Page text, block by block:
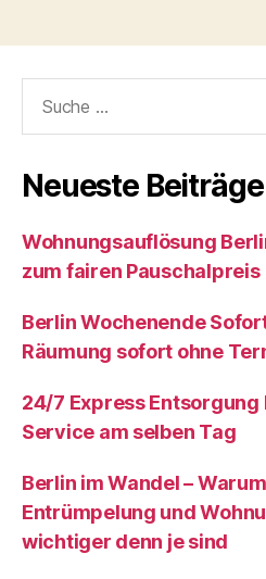
nach:
Neueste Beiträge
Wohnungsauflösung
zum fairen Pauschalpreis
Berlin Wochenende
Räumung sofort ohne
24/7 Express
Service am selben Tag
Berlin im Wandel –
Entrümpelung und
wichtiger denn je sind